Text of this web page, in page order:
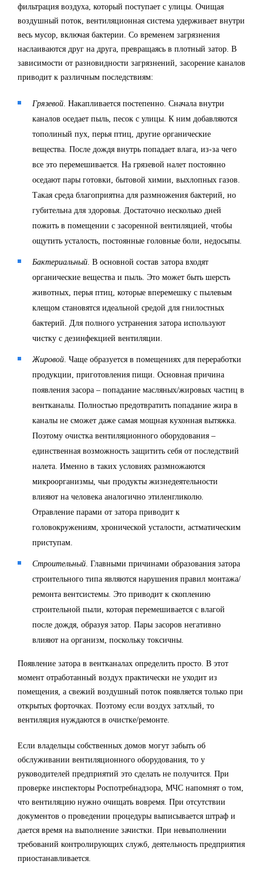
фильтрация воздуха, который поступает с улицы. Очищая
воздушный поток, вентиляционная система удерживает внутри
весь мусор, включая бактерии. Со временем загрязнения
наслаиваются друг на друга, превращаясь в плотный затор. В
зависимости от разновидности загрязнений, засорение каналов
приводит к различным последствиям:
Грязевой. Накапливается постепенно. Сначала внутри
каналов оседает пыль, песок с улицы. К ним добавляются
тополиный пух, перья птиц, другие органические
вещества. После дождя внутрь попадает влага, из-за чего
все это перемешивается. На грязевой налет постоянно
оседают пары готовки, бытовой химии, выхлопных газов.
Такая среда благоприятна для размножения бактерий, но
губительна для здоровья. Достаточно несколько дней
пожить в помещении с засоренной вентиляцией, чтобы
ощутить усталость, постоянные головные боли, недосыпы.
Бактериальный. В основной состав затора входят
органические вещества и пыль. Это может быть шерсть
животных, перья птиц, которые вперемешку с пылевым
клещом становятся идеальной средой для гнилостных
бактерий. Для полного устранения затора используют
чистку с дезинфекцией вентиляции.
Жировой. Чаще образуется в помещениях для переработки
продукции, приготовления пищи. Основная причина
появления засора – попадание масляных/жировых частиц в
вентканалы. Полностью предотвратить попадание жира в
каналы не сможет даже самая мощная кухонная вытяжка.
Поэтому очистка вентиляционного оборудования –
единственная возможность защитить себя от последствий
налета. Именно в таких условиях размножаются
микроорганизмы, чьи продукты жизнедеятельности
влияют на человека аналогично этиленгликолю.
Отравление парами от затора приводит к
головокружениям, хронической усталости, астматическим
приступам.
Строительный. Главными причинами образования затора
строительного типа являются нарушения правил монтажа/
ремонта вентсистемы. Это приводит к скоплению
строительной пыли, которая перемешивается с влагой
после дождя, образуя затор. Пары засоров негативно
влияют на организм, поскольку токсичны.
Появление затора в вентканалах определить просто. В этот
момент отработанный воздух практически не уходит из
помещения, а свежий воздушный поток появляется только при
открытых форточках. Поэтому если воздух затхлый, то
вентиляция нуждаются в очистке/ремонте.
Если владельцы собственных домов могут забыть об
обслуживании вентиляционного оборудования, то у
руководителей предприятий это сделать не получится. При
проверке инспекторы Роспотребнадзора, МЧС напомнят о том,
что вентиляцию нужно очищать вовремя. При отсутствии
документов о проведении процедуры выписывается штраф и
дается время на выполнение зачистки. При невыполнении
требований контролирующих служб, деятельность предприятия
приостанавливается.